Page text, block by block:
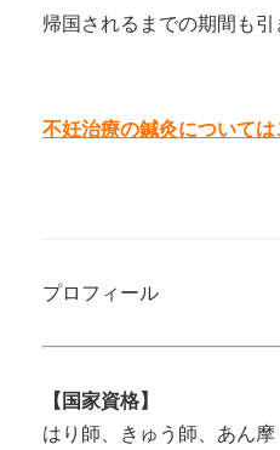
帰国されるまでの期間も
不妊治療の鍼灸については
プロフィール
【国家資格】
はり師、きゅう師、あん